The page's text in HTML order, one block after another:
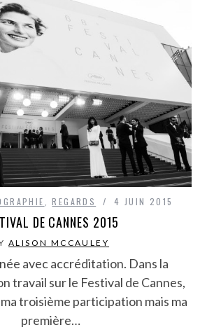
,REGARDS 4 JUIN 2015
DE CANNES 2015
ALISON MCCAULEY
avec accréditation. Dans la
travail sur le Festival de Cannes,
troisième participation mais ma
première…